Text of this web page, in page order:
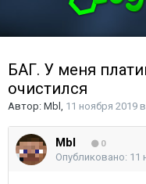
БАГ. У меня
очистился
Автор: Mbl , 11 ноября 2019 в
Mbl 0
Опубликовано: 11